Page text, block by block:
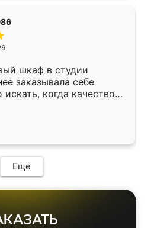
шкаф в студии
заказывала себе
когда качеством
кухня уже почти
нет.
Еще